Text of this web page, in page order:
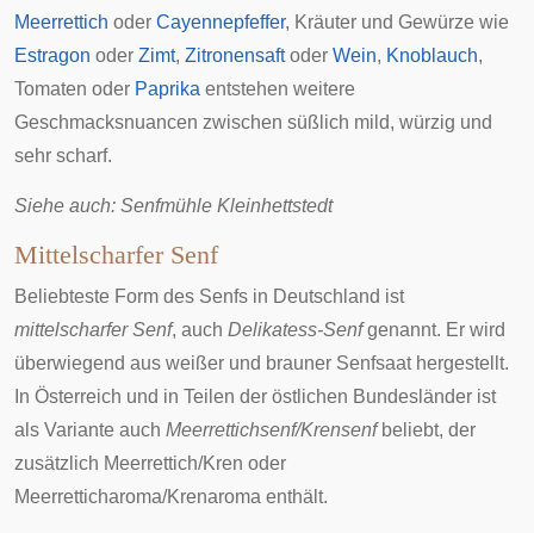
Meerrettich oder Cayennepfeffer, Kräuter und Gewürze wie
Estragon oder Zimt, Zitronensaftoder Wein, Knoblauch,
Tomaten oder Paprika entstehen weitere
Geschmacksnuancen zwischen süßlich mild, würzig und
sehr scharf.
Siehe auch: Senfmühle Kleinhettstedt
Mittelscharfer Senf
Beliebteste Form des Senfs in Deutschland ist
mittelscharfer Senf, auch Delikatess-Senfgenannt. Er wird
überwiegend aus weißer und brauner Senfsaat hergestellt.
In Österreich und in Teilen der östlichen Bundesländer ist
als Variante auch Meerrettichsenf/Krensenfbeliebt, der
zusätzlich Meerrettich/Kren oder
Meerretticharoma/Krenaroma enthält.